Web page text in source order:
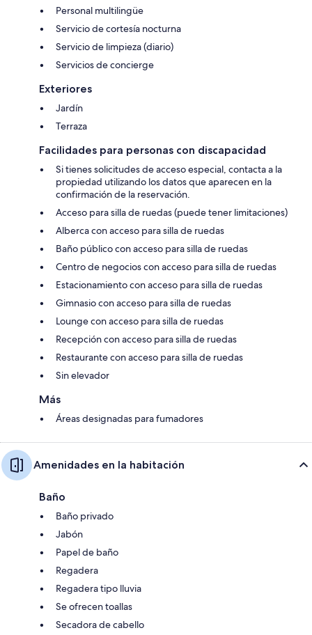
Personal multilingüe
Servicio de cortesía nocturna
Servicio de limpieza (diario)
Servicios de concierge
Exteriores
Jardín
Terraza
Facilidades para personas con discapacidad
Si tienes solicitudes de acceso especial, contacta a la
propiedad utilizando los datos que aparecen en la
confirmación de la reservación.
Acceso para silla de ruedas (puede tener limitaciones)
Alberca con acceso para silla de ruedas
Baño público con acceso para silla de ruedas
Centro de negocios con acceso para silla de ruedas
Estacionamiento con acceso para silla de ruedas
Gimnasio con acceso para silla de ruedas
Lounge con acceso para silla de ruedas
Recepción con acceso para silla de ruedas
Restaurante con acceso para silla de ruedas
Sin elevador
Más
Áreas designadas para fumadores
Amenidades en la habitación
Baño
Baño privado
Jabón
Papel de baño
Regadera
Regadera tipo lluvia
Se ofrecen toallas
Secadora de cabello